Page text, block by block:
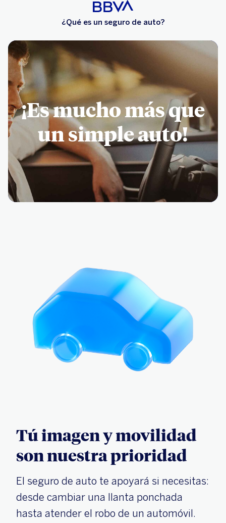
¿Qué es un seguro de auto?
¡Es mucho más que
un simple auto!
Tú imagen y movilidad
son nuestra prioridad
El seguro de auto te apoyará si necesitas:
desde cambiar una llanta ponchada
hasta atender el robo de un automóvil.